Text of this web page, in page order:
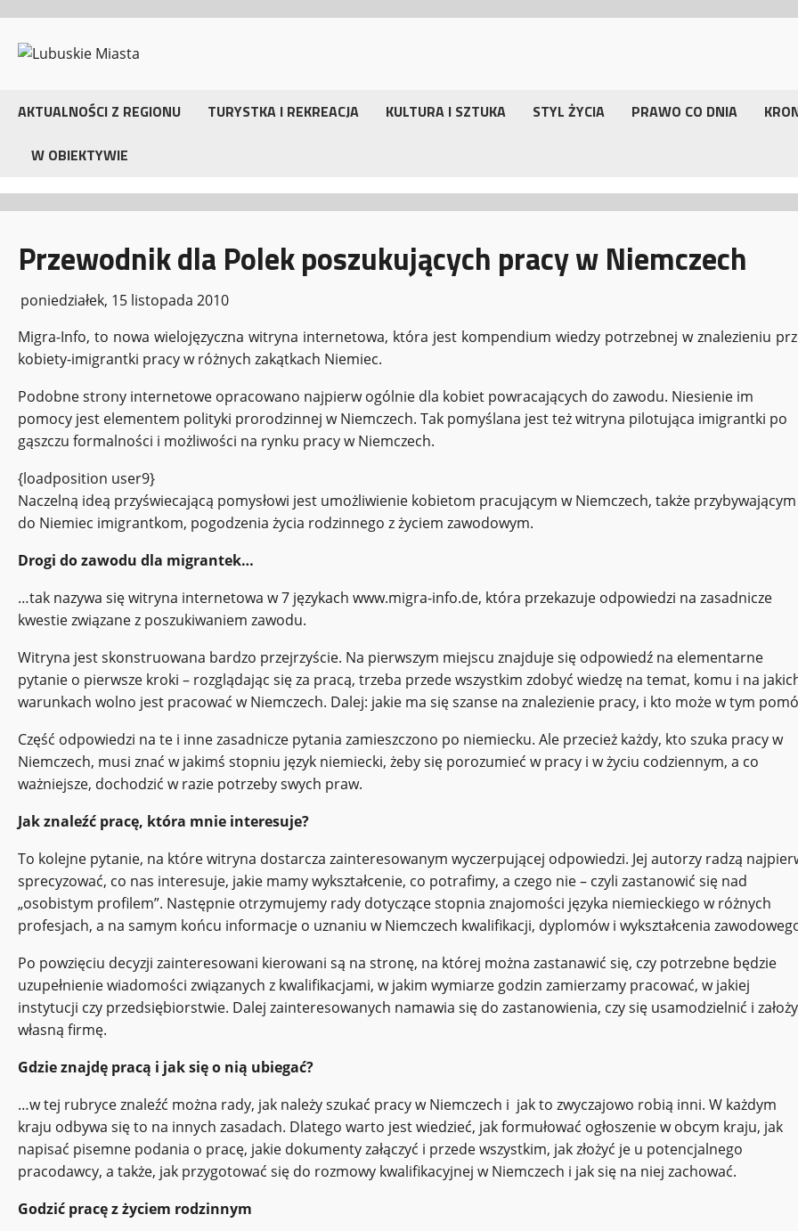
AKTUALNOŚCI Z REGIONU TURYSTKA I REKREACJA KULTURA I SZTUKA STYL ŻYCIA PRAWO CO DNIA
W OBIEKTYWIE
Przewodnik dla Polek poszukujących pracy w Niemczech
poniedziałek, 15 listopada 2010
Migra-Info, to nowa wielojęzyczna witryna internetowa, która jest kompendium wiedzy potrzebnej w znalezieniu
kobiety-imigrantki pracy w różnych zakątkach Niemiec.
Podobne strony internetowe opracowano najpierw ogólnie dla kobiet powracających do zawodu. Niesienie im
pomocy jest elementem polityki prorodzinnej w Niemczech. Tak pomyślana jest też witryna pilotująca imigrantki po
gąszczu formalności i możliwości na rynku pracy w Niemczech.
{loadposition user9}
Naczelną ideą przyświecającą pomysłowi jest umożliwienie kobietom pracującym w Niemczech, także przybywającym
do Niemiec imigrantkom, pogodzenia życia rodzinnego z życiem zawodowym.
Drogi do zawodu dla migrantek…
…tak nazywa się witryna internetowa w 7 językach www.migra-info.de, która przekazuje odpowiedzi na zasadnicze
kwestie związane z poszukiwaniem zawodu.
Witryna jest skonstruowana bardzo przejrzyście. Na pierwszym miejscu znajduje się odpowiedź na elementarne
pytanie o pierwsze kroki – rozglądając się za pracą, trzeba przede wszystkim zdobyć wiedzę na temat, komu i na
warunkach wolno jest pracować w Niemczech. Dalej: jakie ma się szanse na znalezienie pracy, i kto może w tym
Część odpowiedzi na te i inne zasadnicze pytania zamieszczono po niemiecku. Ale przecież każdy, kto szuka pracy w
Niemczech, musi znać w jakimś stopniu język niemiecki, żeby się porozumieć w pracy i w życiu codziennym, a co
ważniejsze, dochodzić w razie potrzeby swych praw.
Jak znaleźć pracę, która mnie interesuje?
To kolejne pytanie, na które witryna dostarcza zainteresowanym wyczerpującej odpowiedzi. Jej autorzy radzą
sprecyzować, co nas interesuje, jakie mamy wykształcenie, co potrafimy, a czego nie – czyli zastanowić się nad
„osobistym profilem”. Następnie otrzymujemy rady dotyczące stopnia znajomości języka niemieckiego w różnych
profesjach, a na samym końcu informacje o uznaniu w Niemczech kwalifikacji, dyplomów i wykształcenia
Po powzięciu decyzji zainteresowani kierowani są na stronę, na której można zastanawić się, czy potrzebne będzie
uzupełnienie wiadomości związanych z kwalifikacjami, w jakim wymiarze godzin zamierzamy pracować, w jakiej
instytucji czy przedsiębiorstwie. Dalej zainteresowanych namawia się do zastanowienia, czy się usamodzielnić i
własną firmę.
Gdzie znajdę pracą i jak się o nią ubiegać?
…w tej rubryce znaleźć można rady, jak należy szukać pracy w Niemczech i jak to zwyczajowo robią inni. W każdym
kraju odbywa się to na innych zasadach. Dlatego warto jest wiedzieć, jak formułować ogłoszenie w obcym kraju, jak
napisać pisemne podania o pracę, jakie dokumenty załączyć i przede wszystkim, jak złożyć je u potencjalnego
pracodawcy, a także, jak przygotować się do rozmowy kwalifikacyjnej w Niemczech i jak się na niej zachować.
Godzić pracę z życiem rodzinnym